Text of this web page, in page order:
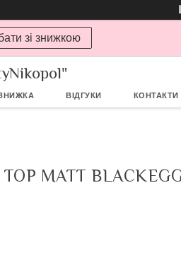
зі знижкою
ВІДГУКИ КОНТАКТИ
MATT